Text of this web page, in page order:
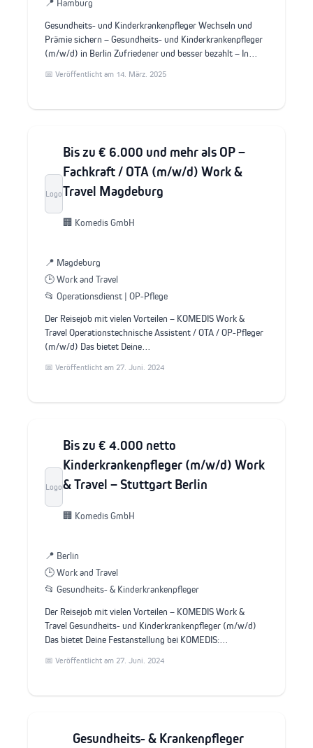
📍 Hamburg
Gesundheits- und Kinderkrankenpfleger Wechseln und
Prämie sichern – Gesundheits- und Kinderkrankenpfleger
(m/w/d) in Berlin Zufriedener und besser bezahlt – In…
📅 Veröffentlicht am 14. März. 2025
Logo
Bis zu € 6.000 und mehr als OP –
Fachkraft / OTA (m/w/d) Work &
Travel Magdeburg
🏢 Komedis GmbH
📍 Magdeburg
🕒 Work and Travel
📂 Operationsdienst | OP-Pflege
Der Reisejob mit vielen Vorteilen – KOMEDIS Work &
Travel Operationstechnische Assistent / OTA / OP-Pfleger
(m/w/d) Das bietet Deine…
📅 Veröffentlicht am 27. Juni. 2024
Logo
Bis zu € 4.000 netto
Kinderkrankenpfleger (m/w/d) Work
& Travel – Stuttgart Berlin
🏢 Komedis GmbH
📍 Berlin
🕒 Work and Travel
📂 Gesundheits- & Kinderkrankenpfleger
Der Reisejob mit vielen Vorteilen – KOMEDIS Work &
Travel Gesundheits- und Kinderkrankenpfleger (m/w/d)
Das bietet Deine Festanstellung bei KOMEDIS:…
📅 Veröffentlicht am 27. Juni. 2024
Gesundheits- & Krankenpfleger